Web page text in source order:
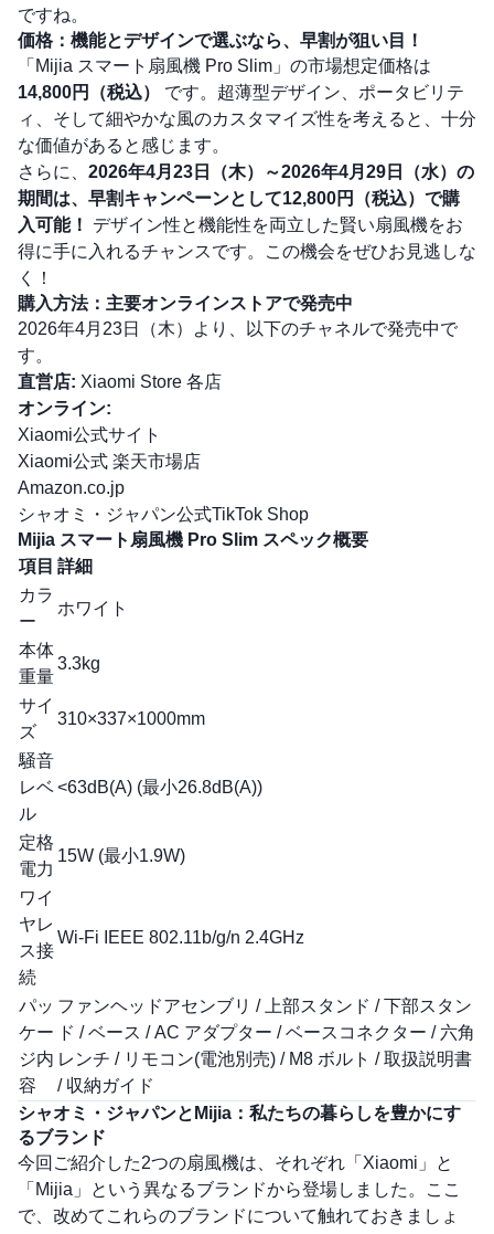
ですね。
価格：機能とデザインで選ぶなら、早割が狙い目！
「Mijia スマート扇風機 Pro Slim」の市場想定価格は
14,800円（税込）
です。超薄型デザイン、ポータビリテ
ィ、そして細やかな風のカスタマイズ性を考えると、十分
な価値があると感じます。
さらに、 2026年4月23日（木）～2026年4月29日（水）の
期間は、早割キャンペーンとして12,800円（税込）で購
入可能！
デザイン性と機能性を両立した賢い扇風機をお
得に手に入れるチャンスです。この機会をぜひお見逃しな
く！
購入方法：主要オンラインストアで発売中
2026年4月23日（木）より、以下のチャネルで発売中で
す。
直営店: Xiaomi Store 各店
オンライン:
Xiaomi公式サイト
Xiaomi公式 楽天市場店
Amazon.co.jp
シャオミ・ジャパン公式TikTok Shop
Mijia スマート扇風機 Pro Slim スペック概要
項目 詳細
カラ
ー
ホワイト
本体
重量
3.3kg
サイ
ズ
310×337×1000mm
騒音
レベ
ル
<63dB(A) (最小26.8dB(A))
定格
電力
15W (最小1.9W)
ワイ
ヤレ
ス接
続
Wi-Fi IEEE 802.11b/g/n 2.4GHz
パッ
ケー
ジ内
容
ファンヘッドアセンブリ / 上部スタンド / 下部スタン
ド / ベース / AC アダプター / ベースコネクター / 六角
レンチ / リモコン(電池別売) / M8 ボルト / 取扱説明書
/ 収納ガイド
シャオミ・ジャパンとMijia：私たちの暮らしを豊かにす
るブランド
今回ご紹介した2つの扇風機は、それぞれ「Xiaomi」と
「Mijia」という異なるブランドから登場しました。ここ
で、改めてこれらのブランドについて触れておきましょ